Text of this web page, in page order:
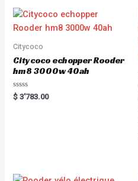
Citycoco
Citycoco echopper Rooder
hm8 3000w 40ah
R
a
5
$ 3'783.00